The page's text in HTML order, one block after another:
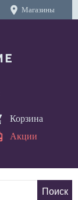
location_on Магазины
Корзина
Акции